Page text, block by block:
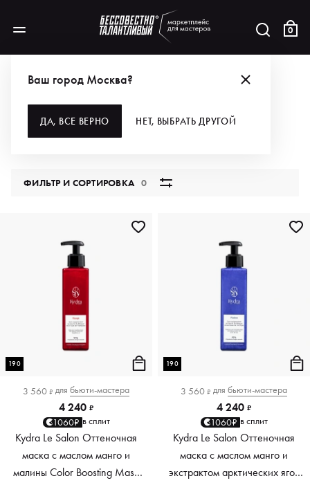
0
Ваш город Москва?
ДА, ВСЕ ВЕРНО НЕТ, ВЫБРАТЬ ДРУГОЙ
ВСЕ КАТЕГОРИИ
ФИЛЬТР И СОРТИРОВКА0
190
3 560 ₽ для бьюти-мастера
4 240 ₽
1060₽ в сплит
Kydra Le Salon Оттеночная
маска с маслом манго и
малины Color Boosting Mask
190
3 560 ₽ для бьюти-мастера
4 240 ₽
1060₽ в сплит
Kydra Le Salon Оттеночная
маска с маслом манго и
экстрактом арктических ягод